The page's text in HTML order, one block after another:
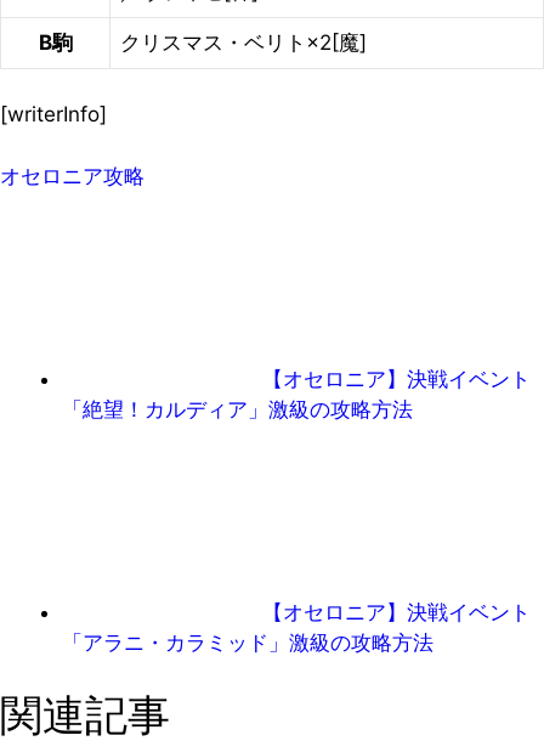
B駒 クリスマス・ベリト×2[魔]
[writerInfo]
オセロニア攻略
【オセロニア】決戦イベント
「絶望！カルディア」激級の攻略方法
【オセロニア】決戦イベント
「アラニ・カラミッド」激級の攻略方法
関連記事